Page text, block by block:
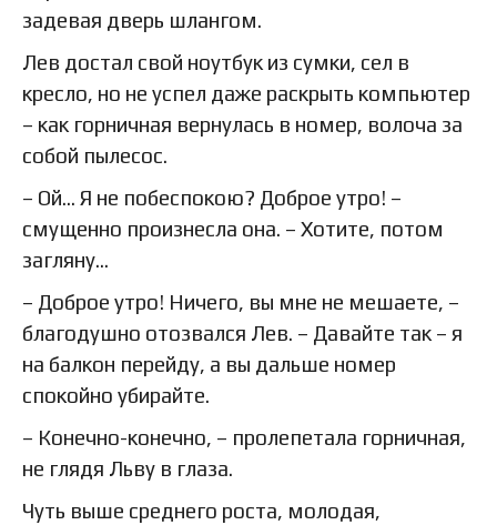
задевая дверь шлангом.
Лев достал свой ноутбук из сумки, сел в
кресло, но не успел даже раскрыть компьютер
– как горничная вернулась в номер, волоча за
собой пылесос.
– Ой… Я не побеспокою? Доброе утро! –
смущенно произнесла она. – Хотите, потом
загляну…
– Доброе утро! Ничего, вы мне не мешаете, –
благодушно отозвался Лев. – Давайте так – я
на балкон перейду, а вы дальше номер
спокойно убирайте.
– Конечно-конечно, – пролепетала горничная,
не глядя Льву в глаза.
Чуть выше среднего роста, молодая,